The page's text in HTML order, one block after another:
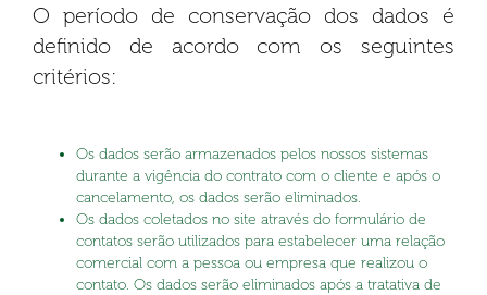
O período de conservação dos dados é
definido de acordo com os seguintes
critérios:
Os dados serão armazenados pelos nossos sistemas
durante a vigência do contrato com o cliente e após o
cancelamento, os dados serão eliminados.
Os dados coletados no site através do formulário de
contatos serão utilizados para estabelecer uma relação
comercial com a pessoa ou empresa que realizou o
contato. Os dados serão eliminados após a tratativa de